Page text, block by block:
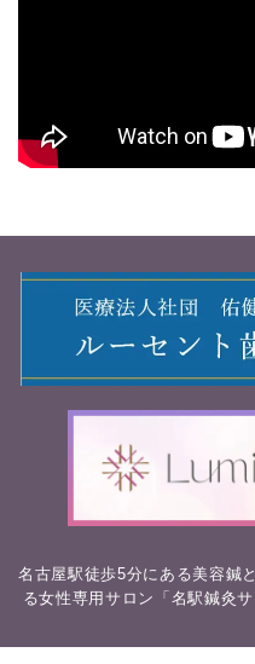
名古屋駅徒歩5分にある美容鍼
る女性専用サロン「名駅鍼灸